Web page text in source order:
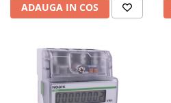
Accesorii Tablou-Sigurante
Relee de comanda si supraveghere
Trasee Cabluri / Accesorii
ADAUGA IN COS